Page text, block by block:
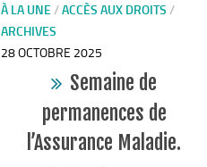
À LA UNE/ACCÈS AUX DROITS /
ARCHIVES
28 OCTOBRE 2025
Semaine de
permanences de
l’Assurance Maladie.